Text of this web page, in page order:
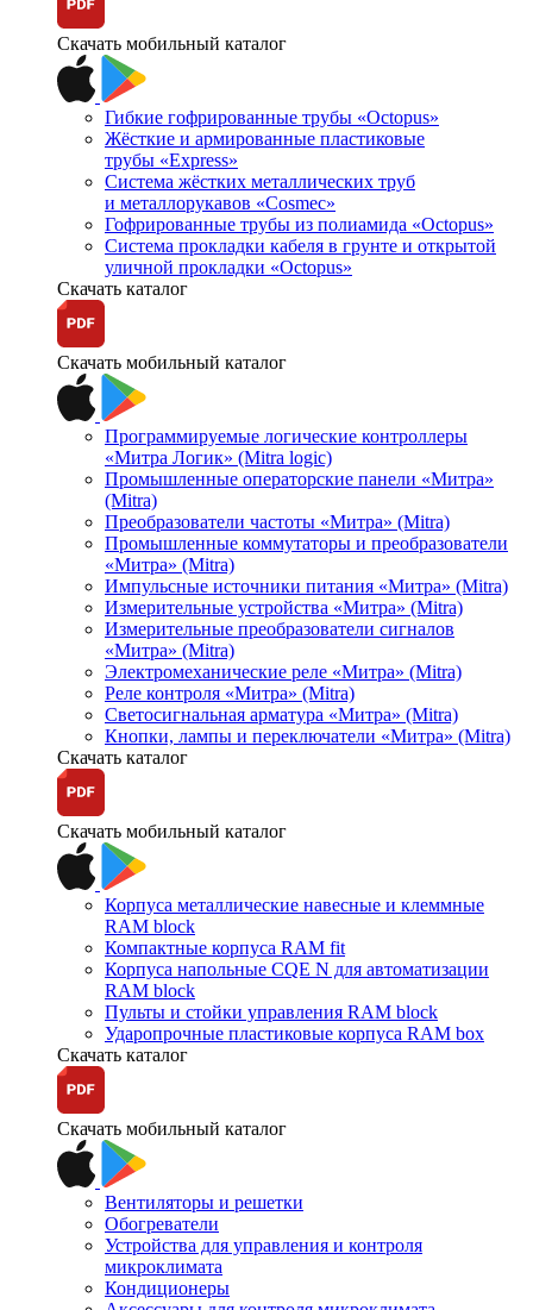
Скачать мобильный каталог
Гибкие гофрированные трубы «Octopus»
Жёсткие и армированные пластиковые
трубы «Express»
Система жёстких металлических труб
и металлорукавов «Cosmec»
Гофрированные трубы из полиамида «Octopus»
Система прокладки кабеля в грунте и открытой
уличной прокладки «Octopus»
Скачать каталог
Скачать мобильный каталог
Программируемые логические контроллеры
«Митра Логик» (Mitra logic)
Промышленные операторские панели «Митра»
(Mitra)
Преобразователи частоты «Митра» (Mitra)
Промышленные коммутаторы и преобразователи
«Митра» (Mitra)
Импульсные источники питания «Митра» (Mitra)
Измерительные устройства «Митра» (Mitra)
Измерительные преобразователи сигналов
«Митра» (Mitra)
Электромеханические реле «Митра» (Mitra)
Реле контроля «Митра» (Mitra)
Светосигнальная арматура «Митра» (Mitra)
Кнопки, лампы и переключатели «Митра» (Mitra)
Скачать каталог
Скачать мобильный каталог
Корпуса металлические навесные и клеммные
RAM block
Компактные корпуса RAM fit
Корпуса напольные CQE N для автоматизации
RAM block
Пульты и стойки управления RAM block
Ударопрочные пластиковые корпуса RAM box
Скачать каталог
Скачать мобильный каталог
Вентиляторы и решетки
Обогреватели
Устройства для управления и контроля
микроклимата
Кондиционеры